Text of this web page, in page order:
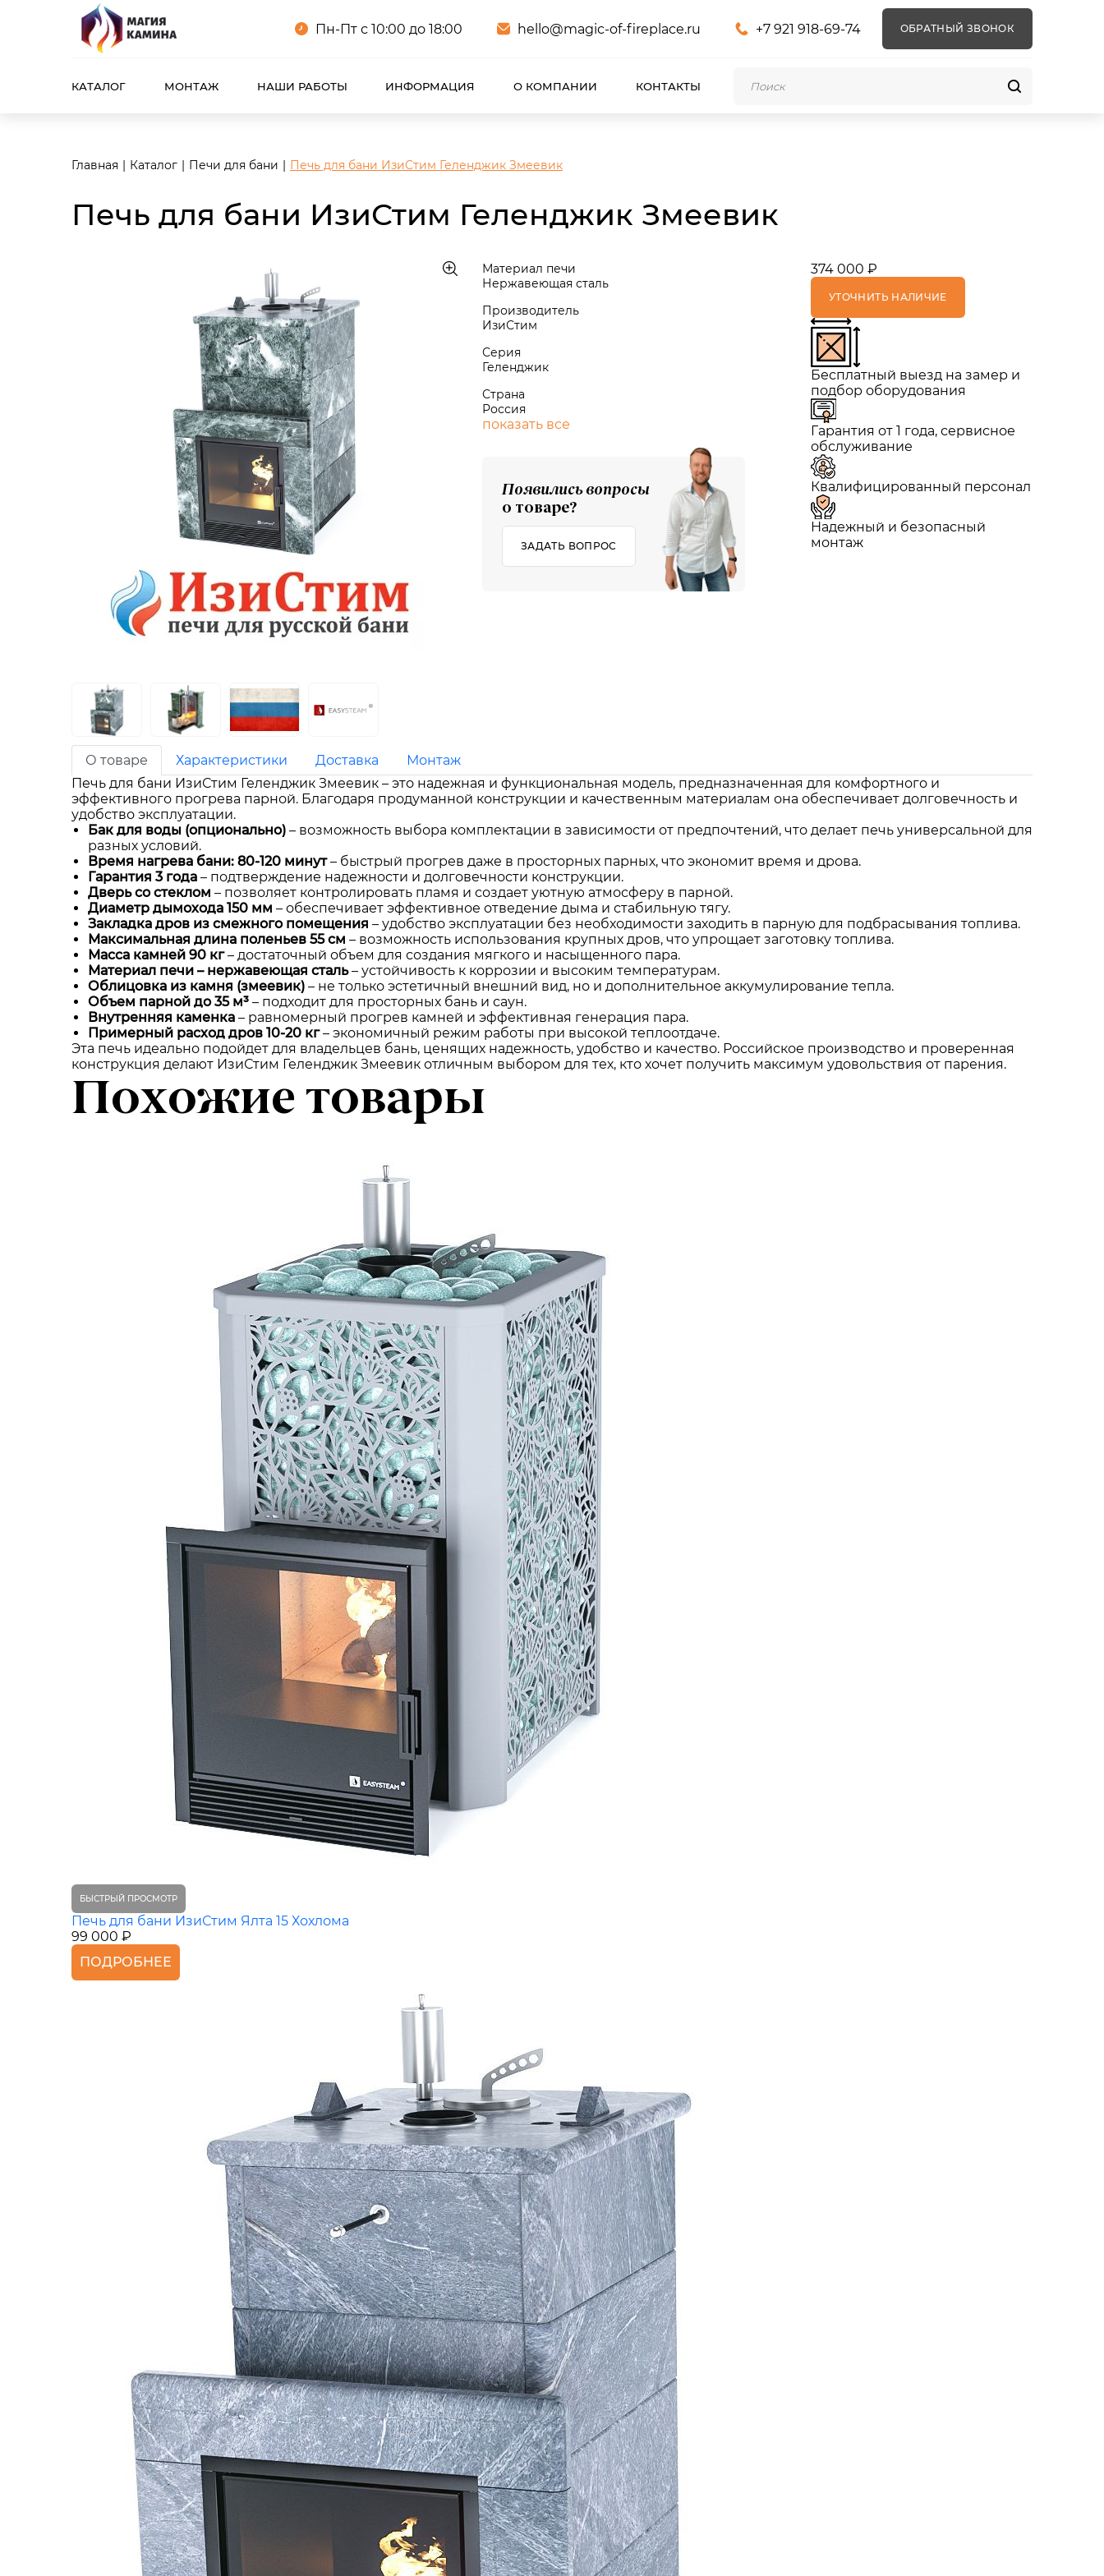
<meta name="robots" content="noindex, follow"/>
Пн-Пт с 10:00 до 18:00
hello@magic-of-fireplace.ru +7 921 918-69-74 ОБРАТНЫЙ ЗВОНОК
КАТАЛОГ МОНТАЖ НАШИ РАБОТЫ ИНФОРМАЦИЯ О КОМПАНИИ КОНТАКТЫ
Главная Каталог Печи для бани Печь для бани ИзиСтим Геленджик Змеевик
Печь для бани ИзиСтим Геленджик Змеевик
Материал печи
Нержавеющая сталь
Производитель
ИзиСтим
Серия
Геленджик
Страна
Россия
показать все
Появились вопросы
о товаре?
ЗАДАТЬ ВОПРОС
374 000 ₽
УТОЧНИТЬ НАЛИЧИЕ
Бесплатный выезд на замер и
подбор оборудования
Гарантия от 1 года, сервисное
обслуживание
Квалифицированный персонал
Надежный и безопасный
монтаж
О товаре Характеристики Доставка
Монтаж
Печь для бани ИзиСтим Геленджик Змеевик – это надежная и функциональная модель, предназначенная для комфортного и
эффективного прогрева парной. Благодаря продуманной конструкции и качественным материалам она обеспечивает долговечность и
удобство эксплуатации.
Бак для воды (опционально) – возможность выбора комплектации в зависимости от предпочтений, что делает печь универсальной для
разных условий.
Время нагрева бани: 80-120 минут– быстрый прогрев даже в просторных парных, что экономит время и дрова.
Гарантия 3 года – подтверждение надежности и долговечности конструкции.
Дверь со стеклом – позволяет контролировать пламя и создает уютную атмосферу в парной.
Диаметр дымохода 150 мм – обеспечивает эффективное отведение дыма и стабильную тягу.
Закладка дров из смежного помещения – удобство эксплуатации без необходимости заходить в парную для подбрасывания топлива.
Максимальная длина поленьев 55 см – возможность использования крупных дров, что упрощает заготовку топлива.
Масса камней 90 кг– достаточный объем для создания мягкого и насыщенного пара.
Материал печи – нержавеющая сталь– устойчивость к коррозии и высоким температурам.
Облицовка из камня (змеевик) – не только эстетичный внешний вид, но и дополнительное аккумулирование тепла.
Объем парной до 35 м³ – подходит для просторных бань и саун.
Внутренняя каменка – равномерный прогрев камней и эффективная генерация пара.
Примерный расход дров 10-20 кг– экономичный режим работы при высокой теплоотдаче.
Эта печь идеально подойдет для владельцев бань, ценящих надежность, удобство и качество. Российское производство и проверенная
конструкция делают ИзиСтим Геленджик Змеевик отличным выбором для тех, кто хочет получить максимум удовольствия от парения.
Похожие товары
БЫСТРЫЙ ПРОСМОТР
Печь для бани ИзиСтим Ялта 15 Хохлома
99 000 ₽
ПОДРОБНЕЕ